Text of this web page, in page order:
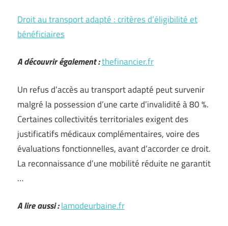
Droit au transport adapté : critères d’éligibilité et
bénéficiaires
A découvrir également :thefinancier.fr
Un refus d’accès au transport adapté peut survenir
malgré la possession d’une carte d’invalidité à 80 %.
Certaines collectivités territoriales exigent des
justificatifs médicaux complémentaires, voire des
évaluations fonctionnelles, avant d’accorder ce droit.
La reconnaissance d’une mobilité réduite ne garantit
…
A lire aussi :lamodeurbaine.fr